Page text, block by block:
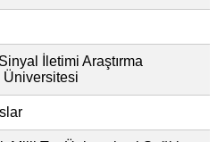
İletimi Araştırma
Üniversitesi